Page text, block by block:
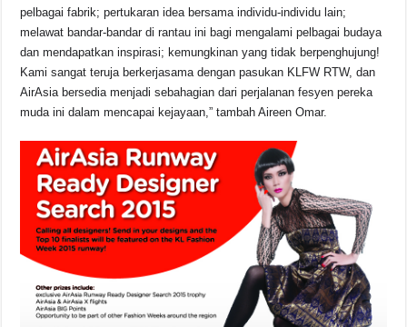
pelbagai fabrik; pertukaran idea bersama individu-individu lain;
melawat bandar-bandar di rantau ini bagi mengalami pelbagai budaya
dan mendapatkan inspirasi; kemungkinan yang tidak berpenghujung!
Kami sangat teruja berkerjasama dengan pasukan KLFW RTW, dan
AirAsia bersedia menjadi sebahagian dari perjalanan fesyen pereka
muda ini dalam mencapai kejayaan,” tambah Aireen Omar.